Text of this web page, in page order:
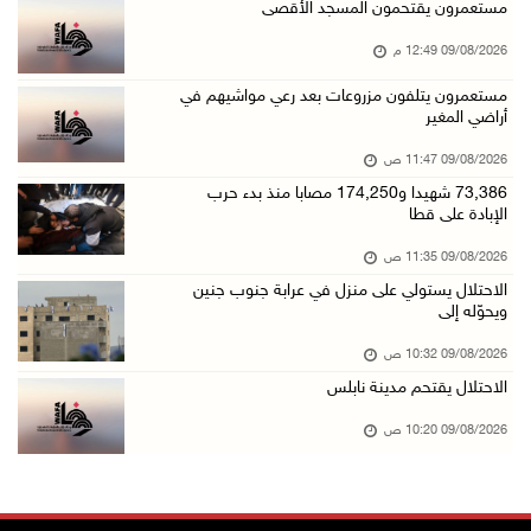
الرئيس ينعى سفير فلسطين لدى مصر القائد الوطني ...
09/آب/2026 10:43 ص
09/آب/2026 10:42 ص
الاحتلال يستولي على منزل في عرابة جنوب جنين و ...
09/آب/2026 10:32 ص
"التعليم العالي" تختتم تدريبا حول إعداد المبا ...
وفاة شابة متأثرة بإصابتها جراء حادث سير قرب ج ...
مستعمرون يقتحمون المسجد الأقصى
09/08/2026 12:49 م
مستعمرون يتلفون مزروعات بعد رعي مواشيهم في
أراضي المغير
09/08/2026 11:47 ص
73,386 شهيدا و174,250 مصابا منذ بدء حرب
الإبادة على قطا
09/08/2026 11:35 ص
الاحتلال يستولي على منزل في عرابة جنوب جنين
ويحوّله إلى
09/08/2026 10:32 ص
الاحتلال يقتحم مدينة نابلس
09/08/2026 10:20 ص